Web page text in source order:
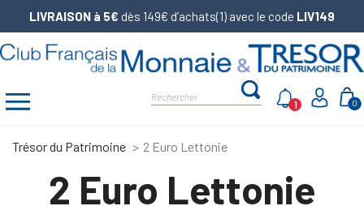
LIVRAISON à 5€ dès 149€ d’achats(1) avec le code LIV149
0
1
Trésor du Patrimoine 2 Euro Lettonie
2 Euro Lettonie